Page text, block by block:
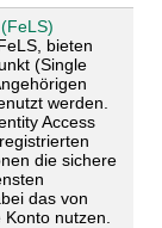
bieten
(Single
werden.
Access
die sichere
das von
nutzen.